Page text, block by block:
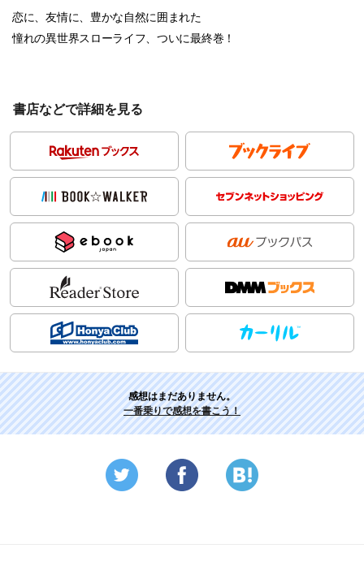
恋に、友情に、豊かな自然に囲まれた
憧れの異世界スローライフ、ついに最終巻！
書店などで詳細を見る
感想はまだありません。
一番乗りで感想を書こう！